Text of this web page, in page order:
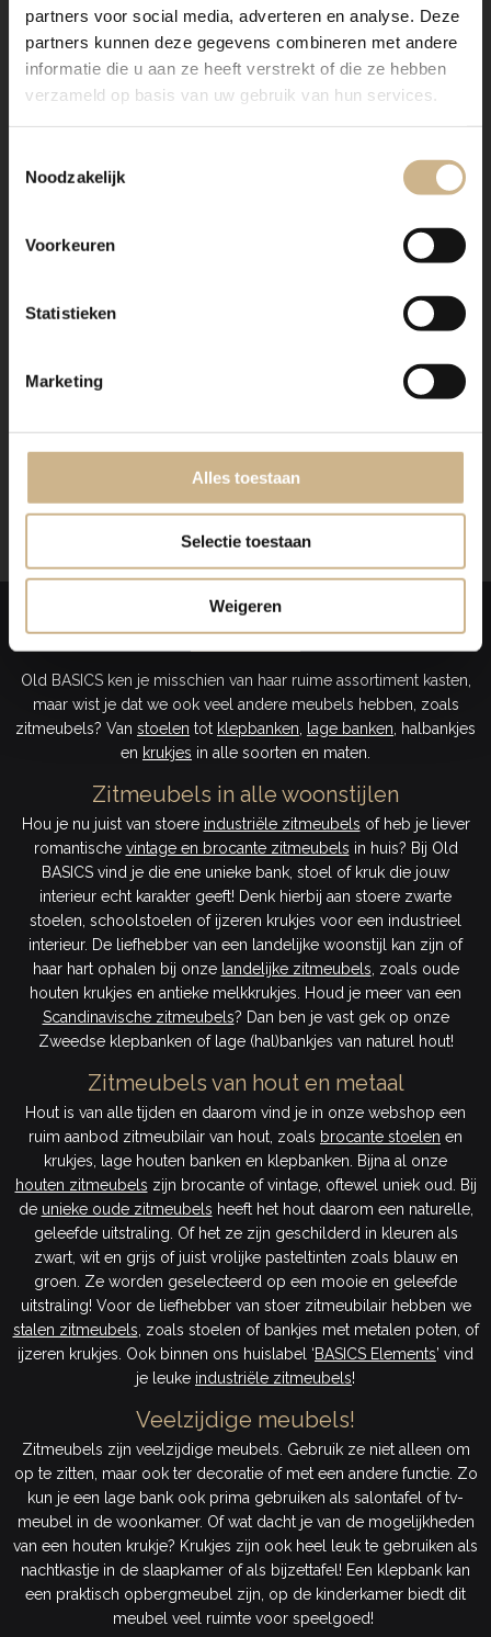
partners voor social media, adverteren en analyse. Deze
partners kunnen deze gegevens combineren met andere
informatie die u aan ze heeft verstrekt of die ze hebben
verzameld op basis van uw gebruik van hun services.
Noodzakelijk
Voorkeuren
Statistieken
Marketing
Alles toestaan
Selectie toestaan
Weigeren
€ 129.00 snel in huis € 129.00 snel in huis
Houten stoel
snel in huis
Houten stoel
€ 59.00
Weergave12van 12 producten
ZITMEUBELS
Old BASICS ken je misschien van haar ruime assortiment kasten,
maar wist je dat we ook veel andere meubels hebben, zoals
zitmeubels? Van stoelen tot klepbanken lage banken , halbankjes
en krukjes in alle soorten en maten.
Zitmeubels in alle woonstijlen
Hou je nu juist van stoere industriële zitmeubels of heb je liever
romantische vintage en brocante zitmeubels in huis? Bij Old
BASICS vind je die ene unieke bank, stoel of kruk die jouw
interieur echt karakter geeft! Denk hierbij aan stoere zwarte
stoelen, schoolstoelen of ijzeren krukjes voor een industrieel
interieur. De liefhebber van een landelijke woonstijl kan zijn of
haar hart ophalen bij onze landelijke zitmeubels , zoals oude
houten krukjes en antieke melkkrukjes. Houd je meer van een
Scandinavische zitmeubels? Dan ben je vast gek op onze
Zweedse klepbanken of lage (hal)bankjes van naturel hout!
Zitmeubels van hout en metaal
Hout is van alle tijden en daarom vind je in onze webshop een
ruim aanbod zitmeubilair van hout, zoals brocante stoelen en
krukjes, lage houten banken en klepbanken. Bijna al onze
houten zitmeubels zijn brocante of vintage, oftewel uniek oud. Bij
de unieke oude zitmeubels heeft het hout daarom een naturelle,
geleefde uitstraling. Of het ze zijn geschilderd in kleuren als
zwart, wit en grijs of juist vrolijke pasteltinten zoals blauw en
groen. Ze worden geselecteerd op een mooie en geleefde
uitstraling! Voor de liefhebber van stoer zitmeubilair hebben we
stalen zitmeubels , zoals stoelen of bankjes met metalen poten, of
ijzeren krukjes. Ook binnen ons huislabel ‘BASICS Elements’ vind
je leuke industriële zitmeubels!
Veelzijdige meubels!
Zitmeubels zijn veelzijdige meubels. Gebruik ze niet alleen om
op te zitten, maar ook ter decoratie of met een andere functie. Zo
kun je een lage bank ook prima gebruiken als salontafel of tv-
meubel in de woonkamer. Of wat dacht je van de mogelijkheden
van een houten krukje? Krukjes zijn ook heel leuk te gebruiken als
nachtkastje in de slaapkamer of als bijzettafel! Een klepbank kan
een praktisch opbergmeubel zijn, op de kinderkamer biedt dit
meubel veel ruimte voor speelgoed!